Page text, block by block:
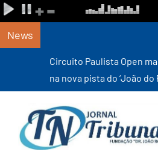
News
Circuito Paulista Open marca a
na nova pista do ‘João do Pulo’